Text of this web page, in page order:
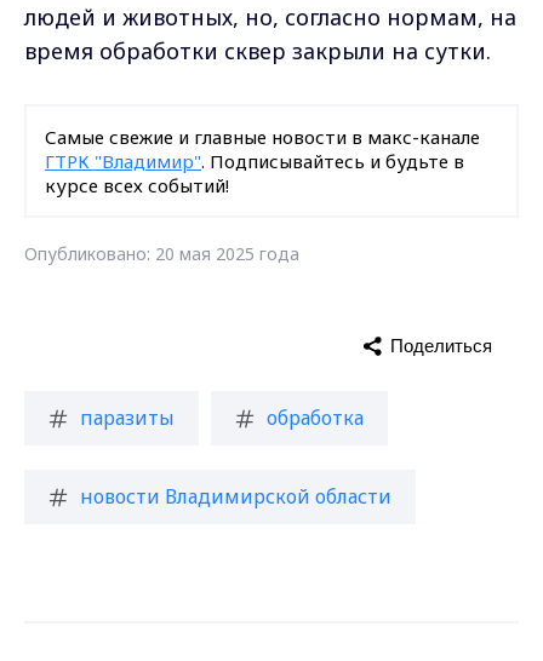
людей и животных, но, согласно нормам, на
время обработки сквер закрыли на сутки.
Самые свежие и главные новости в макс-канале
ГТРК "Владимир". Подписывайтесь и будьте в
курсе всех событий!
Опубликовано: 20 мая 2025 года
паразиты обработка
новости Владимирской области
Поделиться